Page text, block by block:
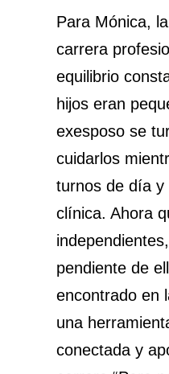
Para Mónica,
carrera
equilibrio
hijos eran
exesposo se
cuidarlos
turnos de día y
clínica. Ahora
pendiente de
encontrado en
una
conectada y